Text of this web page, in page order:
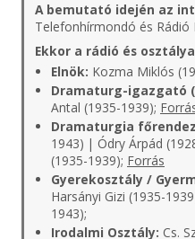
A bemutató idején az
Telefonhírmondó és Rádió
Ekkor a rádió és
Elnök: Kozma Miklós
Dramaturg-igazgató
Antal (1935-1939);
Dramaturgia
1943) | Ódry Árpád
(1935-1939); Forrás
Gyerekosztály /
Harsányi Gizi (1935-
1943);
Irodalmi Osztály: Cs.